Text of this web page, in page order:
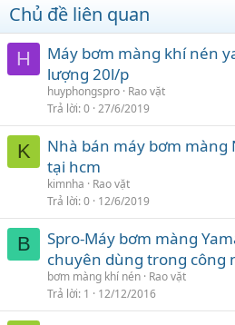
Chủ đề liên quan
H
Máy bơm màng khí nén
lượng 20l/p
huyphongspro Rao vặt
Trả lời 0 27/6/2019
K
Nhà bán máy bơm màng
tại hcm
kimnha
Rao vặt
Trả lời 0 12/6/2019
B
Spro-Máy bơm màng
chuyên dùng trong công
bơm màng khí nén Rao vặt
Trả lời 1 12/12/2016